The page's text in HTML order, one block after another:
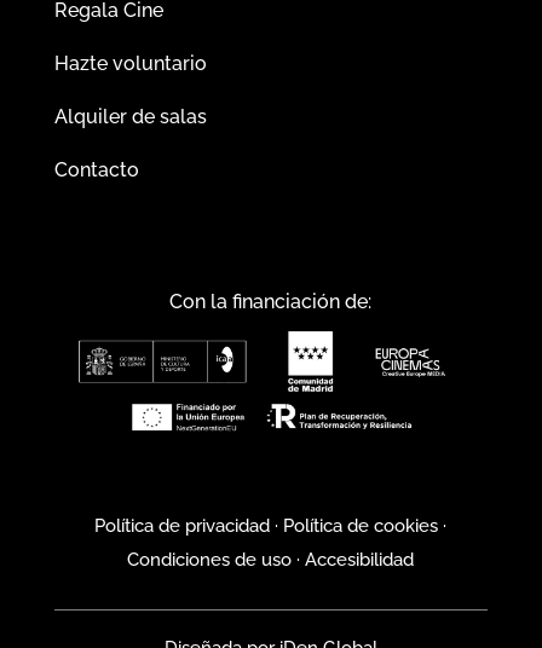
Regala Cine
Hazte voluntario
Alquiler de salas
Contacto
Con la financiación de:
Política de privacidad · Política de cookies ·
Condiciones de uso ·Accesibilidad